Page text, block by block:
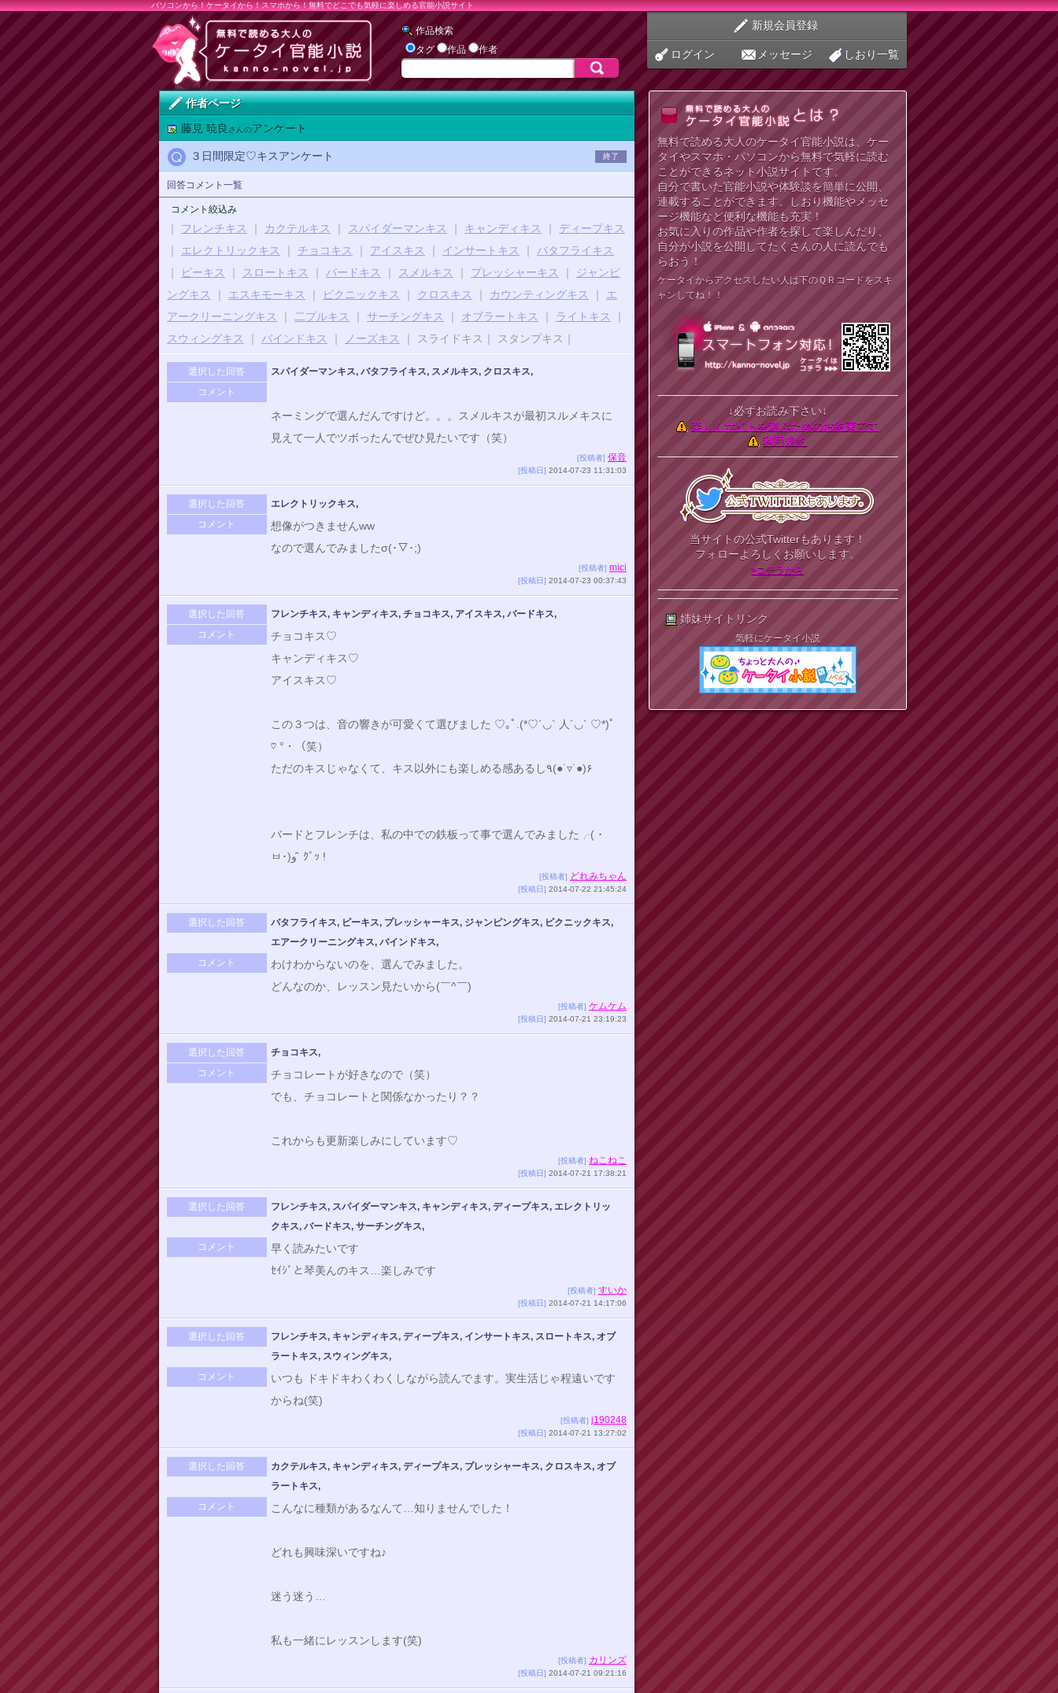
パソコンから！ケータイから！スマホから！無料でどこでも気軽に楽しめる官能小説サイト
作品検索
タグ
作品 作者
新規会員登録
ログイン メッセージ しおり一覧
作者ページ
藤見 暁良 さんのアンケート
３日間限定♡キスアンケート 終了
回答コメント一覧
コメント絞込み
フレンチキス カクテルキス スパイダーマンキス キャンディキス
ディープキス
エレクトリックキス チョコキス アイスキス インサートキス
バタフライキス
ピーキス スロートキス バードキス スメルキス プレッシャーキス
ジャンピ
ングキス
エスキモーキス ピクニックキス クロスキス カウンティングキス
エ
アークリーニングキス
二プルキス サーチングキス オブラートキス ライトキス
スウィングキス
バインドキス ノーズキス ｜ スライドキス｜ スタンプキス｜
選択した回答
スパイダーマンキス, バタフライキス, スメルキス, クロスキス,
コメント
ネーミングで選んだんですけど。。。スメルキスが最初スルメキスに
見えて一人でツボったんでぜひ見たいです（笑）
[投稿者] 保音
[投稿日] 2014-07-23 11:31:03
選択した回答
エレクトリックキス,
コメント
想像がつきませんww
なので選んでみましたσ(･▽･;)
[投稿者] mici
[投稿日] 2014-07-23 00:37:43
選択した回答
フレンチキス, キャンディキス, チョコキス, アイスキス, バードキス,
コメント
チョコキス♡
キャンディキス♡
アイスキス♡
この３つは、音の響きが可愛くて選びました ♡｡ﾟ.(*♡´◡` 人´◡` ♡*)ﾟ
♡ °・（笑）
ただのキスじゃなくて、キス以外にも楽しめる感あるし٩(●˙▿˙●)۶
バードとフレンチは、私の中での鉄板って事で選んでみました╭( ･
ㅂ･)و ̑̑ ｸﾞｯ !
[投稿者] どれみちゃん
[投稿日] 2014-07-22 21:45:24
選択した回答
バタフライキス, ピーキス, プレッシャーキス, ジャンピングキス, ピクニックキス,
エアークリーニングキス, バインドキス,
コメント
わけわからないのを、選んでみました。
どんなのか、レッスン見たいから(￣^￣)ゞ
[投稿者] ケムケム
[投稿日] 2014-07-21 23:19:23
選択した回答
チョコキス,
コメント
チョコレートが好きなので（笑）
でも、チョコレートと関係なかったり？？
これからも更新楽しみにしています♡
[投稿者] ねこねこ
[投稿日] 2014-07-21 17:38:21
選択した回答
フレンチキス, スパイダーマンキス, キャンディキス, ディープキス, エレクトリッ
クキス, バードキス, サーチングキス,
コメント
早く読みたいです
ｾｲｼﾞと琴美んのキス…楽しみです
[投稿者] すいか
[投稿日] 2014-07-21 14:17:06
選択した回答
フレンチキス, キャンディキス, ディープキス, インサートキス, スロートキス, オブ
ラートキス, スウィングキス,
コメント
いつも ドキドキわくわくしながら読んでます。実生活じゃ程遠いです
からね(笑)
[投稿者] j190248
[投稿日] 2014-07-21 13:27:02
選択した回答
カクテルキス, キャンディキス, ディープキス, プレッシャーキス, クロスキス, オブ
ラートキス,
コメント
こんなに種類があるなんて…知りませんでした！
どれも興味深いですね♪
迷う迷う…
私も一緒にレッスンします(笑)
[投稿者] カリンズ
[投稿日] 2014-07-21 09:21:16
無料で読める大人のケータイ官能小説は、ケー
タイやスマホ・パソコンから無料で気軽に読む
ことができるネット小説サイトです。
自分で書いた官能小説や体験談を簡単に公開、
連載することができます。しおり機能やメッセ
ージ機能など便利な機能も充実！
お気に入りの作品や作者を探して楽しんだり、
自分が小説を公開してたくさんの人に読んでも
らおう！
ケータイからアクセスしたい人は下のＱＲコードをスキ
ャンしてね！！
↓必ずお読み下さい↓
楽しくサイトを遊ぶためのお約束です
利用規約
当サイトの公式Twitterもあります！
フォローよろしくお願いします。
>コチラから
姉妹サイトリンク
気軽にケータイ小説